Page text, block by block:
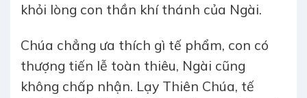
khỏi lòng con thần khí thánh của Ngài.
Chúa chẳng ưa thích gì tế phẩm, con có
thượng tiến lễ toàn thiêu, Ngài cũng
không chấp nhận. Lạy Thiên Chúa, tế